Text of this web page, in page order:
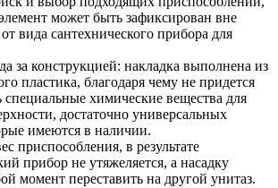
может быть зафиксирован вне
вида сантехнического прибора для
за конструкцией: накладка выполнена из
пластика, благодаря чему не придется
специальные химические вещества для
достаточно универсальных
имеются в наличии.
приспособления, в результате
прибор не утяжеляется, а насадку
момент переставить на другой унитаз.